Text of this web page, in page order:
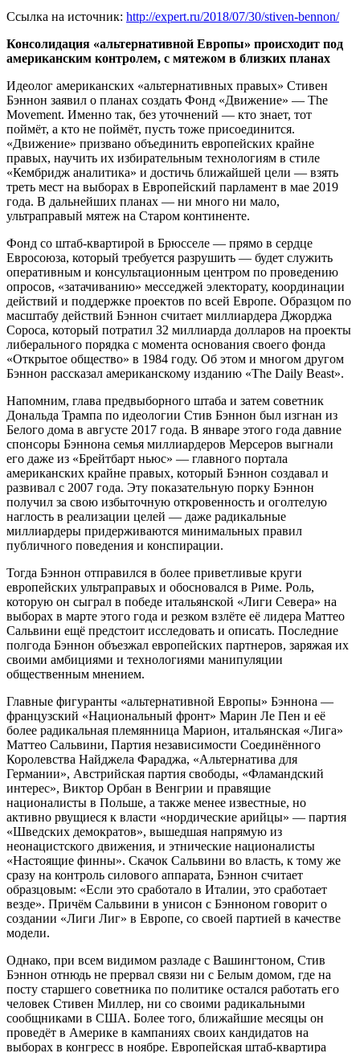
Ссылка на источник: http://expert.ru/2018/07/30/stiven-bennon/
Консолидация «альтернативной Европы» происходит под
американским контролем, с мятежом в близких планах
Идеолог американских «альтернативных правых» Стивен
Бэннон заявил о планах создать Фонд «Движение» — The
Movement. Именно так, без уточнений — кто знает, тот
поймёт, а кто не поймёт, пусть тоже присоединится.
«Движение» призвано объединить европейских крайне
правых, научить их избирательным технологиям в стиле
«Кембридж аналитика» и достичь ближайшей цели — взять
треть мест на выборах в Европейский парламент в мае 2019
года. В дальнейших планах — ни много ни мало,
ультраправый мятеж на Старом континенте.
Фонд со штаб-квартирой в Брюсселе — прямо в сердце
Евросоюза, который требуется разрушить — будет служить
оперативным и консультационным центром по проведению
опросов, «затачиванию» месседжей электорату, координации
действий и поддержке проектов по всей Европе. Образцом по
масштабу действий Бэннон считает миллиардера Джорджа
Сороса, который потратил 32 миллиарда долларов на проекты
либерального порядка с момента основания своего фонда
«Открытое общество» в 1984 году. Об этом и многом другом
Бэннон рассказал американскому изданию «The Daily Beast».
Напомним, глава предвыборного штаба и затем советник
Дональда Трампа по идеологии Стив Бэннон был изгнан из
Белого дома в августе 2017 года. В январе этого года давние
спонсоры Бэннона семья миллиардеров Мерсеров выгнали
его даже из «Брейтбарт ньюс» — главного портала
американских крайне правых, который Бэннон создавал и
развивал с 2007 года. Эту показательную порку Бэннон
получил за свою избыточную откровенность и оголтелую
наглость в реализации целей — даже радикальные
миллиардеры придерживаются минимальных правил
публичного поведения и конспирации.
Тогда Бэннон отправился в более приветливые круги
европейских ультраправых и обосновался в Риме. Роль,
которую он сыграл в победе итальянской «Лиги Севера» на
выборах в марте этого года и резком взлёте её лидера Маттео
Сальвини ещё предстоит исследовать и описать. Последние
полгода Бэннон объезжал европейских партнеров, заряжая их
своими амбициями и технологиями манипуляции
общественным мнением.
Главные фигуранты «альтернативной Европы» Бэннона —
французский «Национальный фронт» Марин Ле Пен и её
более радикальная племянница Марион, итальянская «Лига»
Маттео Сальвини, Партия независимости Соединённого
Королевства Найджела Фараджа, «Альтернатива для
Германии», Австрийская партия свободы, «Фламандский
интерес», Виктор Орбан в Венгрии и правящие
националисты в Польше, а также менее известные, но
активно рвущиеся к власти «нордические арийцы» — партия
«Шведских демократов», вышедшая напрямую из
неонацистского движения, и этнические националисты
«Настоящие финны». Скачок Сальвини во власть, к тому же
сразу на контроль силового аппарата, Бэннон считает
образцовым: «Если это сработало в Италии, это сработает
везде». Причём Сальвини в унисон с Бэнноном говорит о
создании «Лиги Лиг» в Европе, со своей партией в качестве
модели.
Однако, при всем видимом разладе с Вашингтоном, Стив
Бэннон отнюдь не прервал связи ни с Белым домом, где на
посту старшего советника по политике остался работать его
человек Стивен Миллер, ни со своими радикальными
сообщниками в США. Более того, ближайшие месяцы он
проведёт в Америке в кампаниях своих кандидатов на
выборах в конгресс в ноябре. Европейская штаб-квартира